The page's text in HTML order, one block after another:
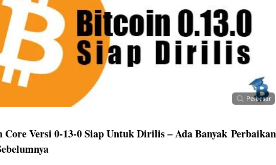
Perbesar
Core Versi 0-13-0 Siap Untuk Dirilis – Ada Banyak